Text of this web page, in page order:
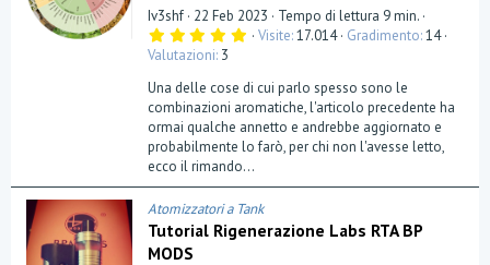
Iv3shf 22 Feb 2023
Tempo di lettura 9 min.
5
s
t
l
l
(
e
)
Visite 17.014 Gradimento 14
Valutazioni 3
Una delle cose di cui parlo spesso sono le
combinazioni aromatiche, l'articolo precedente ha
ormai qualche annetto e andrebbe aggiornato e
probabilmente lo farò, per chi non l'avesse letto,
ecco il rimando...
Atomizzatori a Tank
Tutorial Rigenerazione Labs RTA BP
MODS